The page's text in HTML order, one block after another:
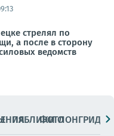
стрелял по
а после в сторону
ведомств
ПАБЛИКИ
ФОТОЛОНГРИДЫ